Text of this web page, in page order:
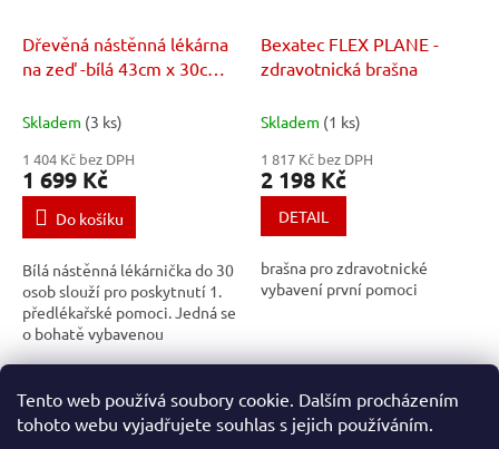
Tento web používá soubory cookie. Dalším procházením
tohoto webu vyjadřujete souhlas s jejich používáním.
Dřevěná nástěnná lékárna
na zeď -bílá 43cm x 30cm x
osob
Skladem (3 ks)
1 404 Kč bez DPH
1 699 Kč
Do košíku
Bílá nástěnná lékárnička do 30
osob slouží pro poskytnutí 1.
předlékařské pomoci. Jedná se
o bohatě vybavenou
nástěnnou lékárničku se
použití.
Bexatec FLEX PLANE -
zdravotnická brašna
Skladem (1 ks)
1 817 Kč bez DPH
2 198 Kč
DETAIL
brašna pro zdravotnické
vybavení první pomoci
O
v
l